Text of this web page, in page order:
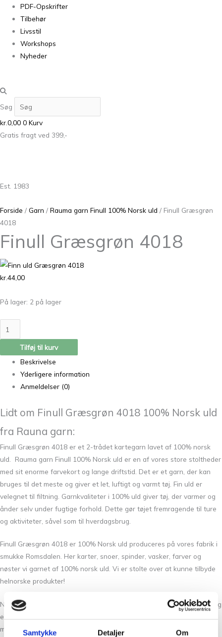
Samtykke Detaljer Om
PDF-Opskrifter
Tilbehør
Livsstil
Workshops
Nyheder
Søg
kr.0,00 0 Kurv
Gratis fragt ved 399,-
Est. 1983
Forside / Garn / Rauma garn Finull 100% Norsk uld / Finull Græsgrøn
4018
Finull Græsgrøn 4018
kr.44,00
På lager: 2 på lager
Tilføj til kurv
Beskrivelse
Yderligere information
Anmeldelser (0)
Lidt om Finull Græsgrøn 4018 100% Norsk uld
fra Rauna garn:
Finull Græsgrøn 4018 er et 2-trådet kartegarn lavet af 100% norsk
uld. Rauma garn Finull 100% Norsk uld er en af ​​vores store stoltheder
med sit enorme farvekort og lange driftstid. Det er et garn, der kan
bruges til det meste og giver et let, luftigt og varmt tøj. Fin uld er
velegnet til filtning. Garnkvaliteter i 100% uld giver tøj, der varmer og
ånder selv under fugtige forhold. Dette gør tøjet fremragende til ture
og aktiviteter, såvel som til hverdagsbrug.
Finull Græsgrøn 4018 er 100% Norsk uld produceres på vores fabrik i
smukke Romsdalen. Her karter, snoer, spinder, vasker, farver og
nøster vi garnet af 100% norsk uld. Vi er stolte over at kunne tilbyde
helnorske produkter!
Norsk uld er særligt kendetegnet ved god slidstyrke, spændstighed og
elasticitet. Spundet som kartet garn giver uld den ideelle balance
mellem funktionalitet og komfort. Resultatet er let, luftigt og